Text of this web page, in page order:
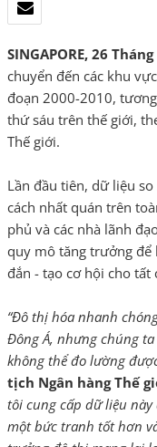
SINGAPORE, 26
chuyển đến các khu
đoạn 2000-2010,
thứ sáu trên thế giới,
Thế giới.
Lần đầu tiên, dữ liệu
cách nhất quán trên
phủ và các nhà lãnh
quy mô tăng trưởng để
đắn - tạo cơ hội cho tất
“Đô thị hóa nhanh
Đông Á, nhưng chúng
không thể đo lường
tịch Ngân hàng Thế
tôi cung cấp dữ liệu
một bức tranh tốt hơn